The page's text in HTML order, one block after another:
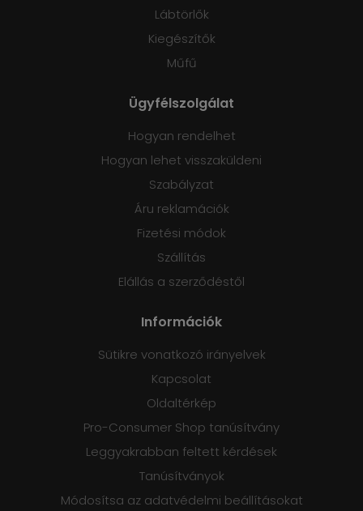
Lábtörlők
Kiegészítők
Műfű
Ügyfélszolgálat
Hogyan rendelhet
Hogyan lehet visszaküldeni
Szabályzat
Áru reklamációk
Fizetési módok
Szállítás
Elállás a szerződéstől
Információk
Sütikre vonatkozó irányelvek
Kapcsolat
Oldaltérkép
Pro-Consumer Shop tanúsítvány
Leggyakrabban feltett kérdések
Tanúsítványok
Módosítsa az adatvédelmi beállításokat